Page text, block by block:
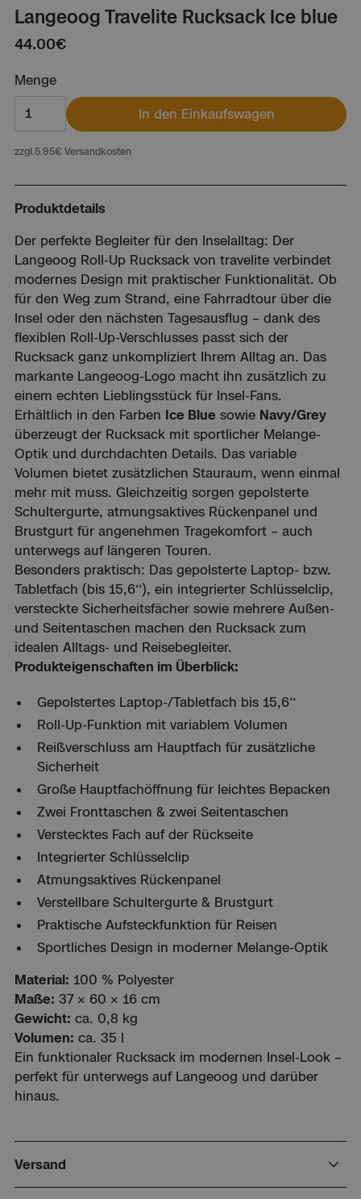
Langeoog Travelite Rucksack Ice blue
44.00€
Menge
In den Einkaufswagen
zzgl. 5.95€ Versandkosten
Produktdetails
Der perfekte Begleiter für den Inselalltag: Der
Langeoog Roll-Up Rucksack von travelite verbindet
modernes Design mit praktischer Funktionalität. Ob
für den Weg zum Strand, eine Fahrradtour über die
Insel oder den nächsten Tagesausflug – dank des
flexiblen Roll-Up-Verschlusses passt sich der
Rucksack ganz unkompliziert Ihrem Alltag an. Das
markante Langeoog-Logo macht ihn zusätzlich zu
einem echten Lieblingsstück für Insel-Fans.
Erhältlich in den Farben Ice Blue sowie Navy/Grey
überzeugt der Rucksack mit sportlicher Melange-
Optik und durchdachten Details. Das variable
Volumen bietet zusätzlichen Stauraum, wenn einmal
mehr mit muss. Gleichzeitig sorgen gepolsterte
Schultergurte, atmungsaktives Rückenpanel und
Brustgurt für angenehmen Tragekomfort – auch
unterwegs auf längeren Touren.
Besonders praktisch: Das gepolsterte Laptop- bzw.
Tabletfach (bis 15,6‘‘), ein integrierter Schlüsselclip,
versteckte Sicherheitsfächer sowie mehrere Außen-
und Seitentaschen machen den Rucksack zum
idealen Alltags- und Reisebegleiter.
Produkteigenschaften im Überblick:
Gepolstertes Laptop-/Tabletfach bis 15,6‘‘
Roll-Up-Funktion mit variablem Volumen
Reißverschluss am Hauptfach für zusätzliche
Sicherheit
Große Hauptfachöffnung für leichtes Bepacken
Zwei Fronttaschen & zwei Seitentaschen
Verstecktes Fach auf der Rückseite
Integrierter Schlüsselclip
Atmungsaktives Rückenpanel
Verstellbare Schultergurte & Brustgurt
Praktische Aufsteckfunktion für Reisen
Sportliches Design in moderner Melange-Optik
Material: 100 % Polyester
Maße: 37 × 60 × 16 cm
Gewicht: ca. 0,8 kg
Volumen: ca. 35 l
Ein funktionaler Rucksack im modernen Insel-Look –
perfekt für unterwegs auf Langeoog und darüber
hinaus.
Versand